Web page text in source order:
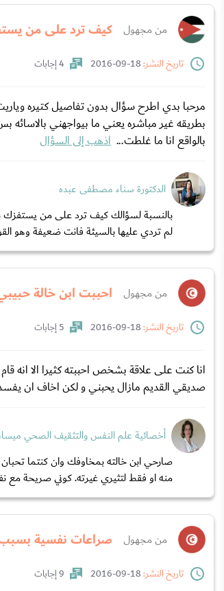
من مجهول كيف ترد على من
تاريخ النشر:
4 إجابات
مرحبا بدي اطرح سؤال بدون تفاصيل كتيره
بطريقه غير مباشره يعني ما بيواجهني
بالواقع انا ما غلطت... اذهب إلى السؤال
الدكتورة سناء مصطفى عبده
بالنسبة لسؤالك كيف ترد على من يستفزك
لم تردي عليها بالسيئة فانت ضعيفة وهو
من مجهول احببت ابن خالة
تاريخ النشر:
5 إجابات
انا كنت على علاقة بشخص احببته كثيرا الا انه
صديقي القديم مازال يحبني و لكن اخاف ان يفسد
أخصائية علم النفس والتثقيف الصحي
صارحي ابن خالته بمخاوفك وان كنتما
منه او فقط لتثيري غيرته. كوني صريحة مع
من مجهول صراعات نفسية
تاريخ النشر:
9 إجابات